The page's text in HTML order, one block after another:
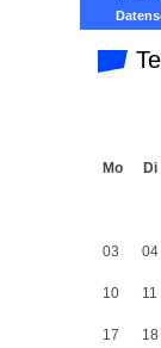
Mo Di
03 04
10 11
17 18